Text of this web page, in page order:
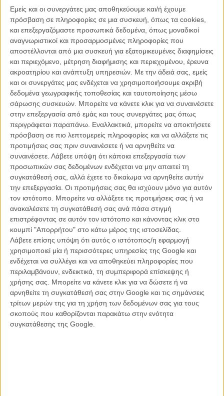
Εμείς και οι συνεργάτες μας αποθηκεύουμε και/ή έχουμε
πρόσβαση σε πληροφορίες σε μια συσκευή, όπως τα cookies,
και επεξεργαζόμαστε προσωπικά δεδομένα, όπως μοναδικοί
αναγνωριστικοί και προσαρμοσμένες πληροφορίες που
αποστέλλονται από μια συσκευή για εξατομικευμένες διαφημίσεις
και περιεχόμενο, μέτρηση διαφήμισης και περιεχομένου, έρευνα
ακροατηρίου και ανάπτυξη υπηρεσιών. Με την άδειά σας, εμείς
και οι συνεργάτες μας ενδέχεται να χρησιμοποιήσουμε ακριβή
δεδομένα γεωγραφικής τοποθεσίας και ταυτοποίησης μέσω
σάρωσης συσκευών. Μπορείτε να κάνετε κλικ για να συναινέσετε
στην επεξεργασία από εμάς και τους συνεργάτες μας όπως
περιγράφεται παραπάνω. Εναλλακτικά, μπορείτε να αποκτήσετε
πρόσβαση σε πιο λεπτομερείς πληροφορίες και να αλλάξετε τις
προτιμήσεις σας πριν συναινέσετε ή να αρνηθείτε να
συναινέσετε. Λάβετε υπόψη ότι κάποια επεξεργασία των
προσωπικών σας δεδομένων ενδέχεται να μην απαιτεί τη
συγκατάθεσή σας, αλλά έχετε το δικαίωμα να αρνηθείτε αυτήν
την επεξεργασία. Οι προτιμήσεις σας θα ισχύουν μόνο για αυτόν
τον ιστότοπο. Μπορείτε να αλλάξετε τις προτιμήσεις σας ή να
ανακαλέσετε τη συγκατάθεσή σας ανά πάσα στιγμή
επιστρέφοντας σε αυτόν τον ιστότοπο και κάνοντας κλικ στο
κουμπί "Απορρήτου" στο κάτω μέρος της ιστοσελίδας.
Λάβετε επίσης υπόψη ότι αυτός ο ιστότοπος/η εφαρμογή
χρησιμοποιεί μία ή περισσότερες υπηρεσίες της Google και
ενδέχεται να συλλέγει και να αποθηκεύει πληροφορίες που
περιλαμβάνουν, ενδεικτικά, τη συμπεριφορά επίσκεψης ή
χρήσης σας. Μπορείτε να κάνετε κλικ για να δώσετε ή να
αρνηθείτε τη συγκατάθεσή σας στην Google και τις σημάνσεις
τρίτων μερών της για τη χρήση των δεδομένων σας για τους
σκοπούς που καθορίζονται παρακάτω στην ενότητα
συγκατάθεσης της Google.
Ο Πόλεμος του Ανθρακα του Κολοράντο είναι η πιο βίαιη και
αιματηρή σελίδα του εργατικού κινήματος της Αμερικής. Σε αυτήν τη
μετωπική σύγκρουση μεταξύ του Ρόκφελερ και του συνδικάτου των
ανθρακωρύχων, σημαντικό ρόλο έπαιξαν 500 Ελληνες που
αποτέλεσαν τη ραχοκοκαλιά του αντάρτικου στρατού που έφτιαξε το
συνδικάτο για να εκδικηθεί τη Σφαγή του Λάντλοου – τις δολοφονίες
20 γυναικόπαιδων και του ηγέτη των Ελλήνων, Λούι Τίκα, στις 20
Απριλίου του 1914. Το ντοκιμαντέρ αφηγείται την άγνωστη ιστορία
αυτής της σύγκρουσης, φωτίζοντας τον ιδιαίτερο ρόλο των
Ελλήνων, μέσα από μαρτυρίες απογόνων τους στο Κολοράντο,
συνεντεύξεις με Αμερικανούς και Ελληνοαμερικανούς ιστορικούς και
σπάνιο αρχειακό υλικό (βίντεο-συνεντεύξεις επιζώντων απεργών,
φωτογραφίες, άρθρα εφημερίδων, κείμενα ντοκουμέντα και
τραγούδια). Η ταινία τιμήθηκε με το Βραβείο της Βουλής των
Ελλήνων στο φετινό Φεστιβάλ Ντοκιμαντέρ Θεσσαλονίκης.
Μια εξαιρετικά ενδιαφέρουσα σελίδα της αμερικάνικης ιστορίας που
όρισε την πορεία και την μορφή του εργατικού κινήματος στην χώρα
-κι όχι μόνο-, καταγράφει το ντοκιμαντέρ του Λεωνίδα Βαρδαρού.
Μια σελίδα της αμερικάνικης ιστορίας που έχει ακόμη μεγαλύτερο
(ελληνικό) ενδιαφέρον, αφού μεγάλο μέρος των ανθρακωρύχων στα
ορυχεία του Λάντλοου του Κολοράντο ήταν Ελληνες μετανάστες κι
ένας από τους επικεφαλής της αγωνιστικής δράσης εκεί ήταν
επίσης Ελληνας Λούις Τίκας.
Μπορεί τα γεγονότα του Λάντλοου να μην είναι πλέον άγνωστα
-έχουν καταγραφεί ήδη και κινηματογραφικά, από προηγούμενα
ντοκιμαντέρ- όμως η δουλειά της ομάδας πίσω από το φιλμ είναι
αξιοπρόσεκτη και δομημένη, προσφέροντας όχι μόνο μια αφήγηση
των όσων συνέβησαν μέσα από πλούσιο αρχειακό υλικό και
συνεντεύξεις, αλλά κι έναν πολιτικό σχολιασμό της ιστορίας,